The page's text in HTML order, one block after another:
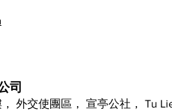
司
， 外交使團區， 宣亭公社， Tu